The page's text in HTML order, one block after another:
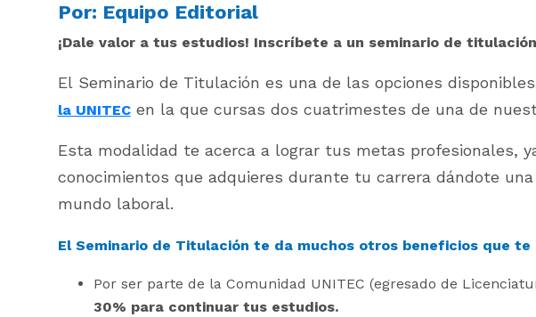
Por: Equipo Editorial
¡Dale valor a tus estudios! Inscríbete a un seminario de
El Seminario de Titulación es una de las opciones disponibles
la UNITECen la que cursas dos cuatrimestes de una de
Esta modalidad te acerca a lograr tus metas profesionales,
conocimientos que adquieres durante tu carrera dándote
mundo laboral.
El Seminario de Titulación te da muchos otros beneficios que
Por ser parte de la Comunidad UNITEC (egresado de
30% para continuar tus estudios.